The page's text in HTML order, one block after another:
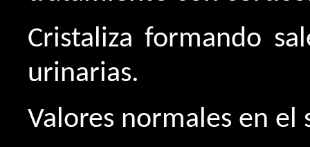
Cristaliza formando
urinarias.
Valores normales en el